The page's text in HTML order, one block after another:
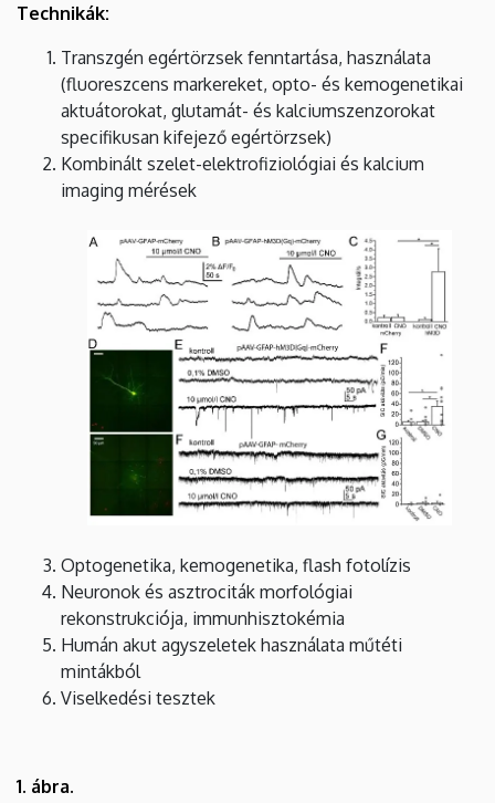
Technikák:
Transzgén egértörzsek fenntartása, használata
(fluoreszcens markereket, opto- és kemogenetikai
aktuátorokat, glutamát- és kalciumszenzorokat
specifikusan kifejező egértörzsek)
Kombinált szelet-elektrofiziológiai és kalcium
imaging mérések
Optogenetika, kemogenetika, flash fotolízis
Neuronok és asztrociták morfológiai
rekonstrukciója, immunhisztokémia
Humán akut agyszeletek használata műtéti
mintákból
Viselkedési tesztek
1. ábra.